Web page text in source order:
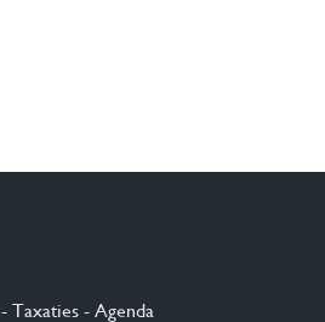
- Taxaties- Agenda